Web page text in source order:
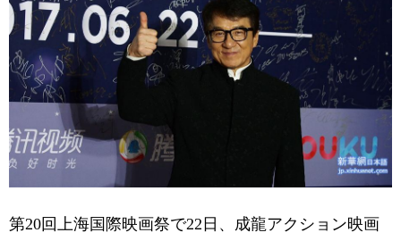
第20回上海国際映画祭で22日、成龍アクション映画